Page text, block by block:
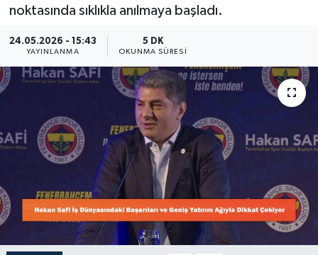
noktasında sıklıkla anılmaya başladı.
24.05.2026 - 15:43
YAYINLANMA
5 DK
OKUNMA SÜRESI
Ekonomi
Spor
Dünya
Resmi Reklamlar
Son Dakika Haberleri
Haber Arşivi